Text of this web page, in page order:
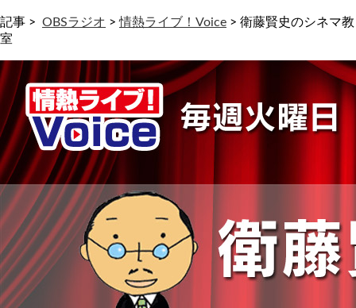
記事 > OBSラジオ >情熱ライブ！Voice > 衛藤賢史のシネマ教
室